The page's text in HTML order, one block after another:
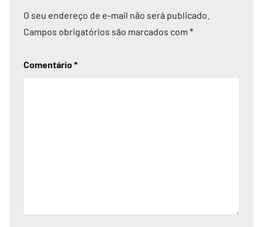
O seu endereço de e-mail não será publicado.
Campos obrigatórios são marcados com *
Comentário*